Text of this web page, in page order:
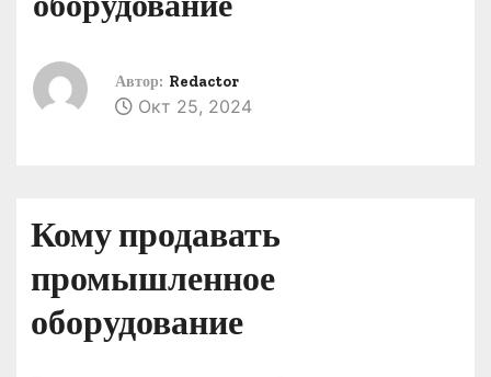
Автор: Redactor
Окт 25, 2024
Кому продавать
промышленное
оборудование